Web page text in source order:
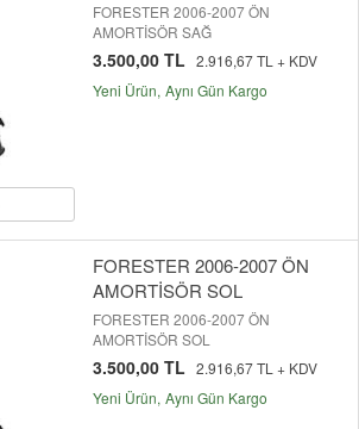
FORESTER 2006-2007 ÖN
AMORTİSÖR SAĞ
3.500,00 TL 2.916,67 TL + KDV
Yeni Ürün Aynı Gün Kargo
FORESTER 2006-2007 ÖN
AMORTİSÖR SOL
FORESTER 2006-2007 ÖN
AMORTİSÖR SOL
3.500,00 TL 2.916,67 TL + KDV
Yeni Ürün Aynı Gün Kargo